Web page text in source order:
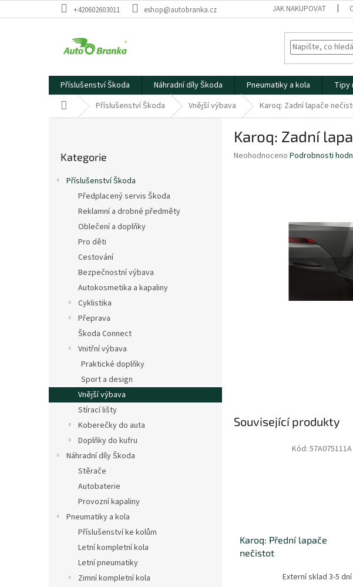
na
+420602603011 eshop@autobranka.cz JAK NAKUPOVAT
Příslušenství Škoda Náhradní díly Škoda Pneumatiky a kola Tipy
Domů Příslušenství Škoda Vnější výbava Karoq: Zadní lapače
kategorie
Kategorie
Příslušenství Škoda
Předplacený servis Škoda
Reklamní a drobné předměty
Oblečení a doplňky
Pro děti
Cestování
Bezpečnostní výbava
Autokosmetika a kapaliny
Cyklistika
Přeprava
Škoda Connect
Vnitřní výbava
Praktické doplňky
Sport a design
Vnější výbava
Stírací lišty
Koberečky do auta
Doplňky do kufru
Náhradní díly Škoda
Stěrače
Autobaterie
Provozní kapaliny
Pneumatiky a kola
Příslušenství ke kolům
Letní kompletní kola
Letní pneumatiky
Zimní kompletní kola
Karoq: Zadní
Průměrné
Neohodnoceno Podrobnosti
Související produkty
Karoq: Přední lapače
nečistot
Externí sklad 3-5 dní
Kód: 57A075111A